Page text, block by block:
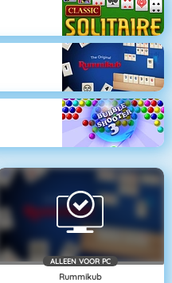
ALLEEN VOOR PC
Rummikub